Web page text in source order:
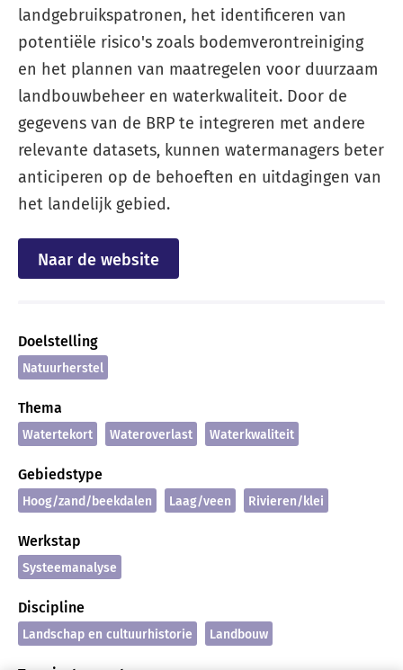
landgebruikspatronen, het identificeren van
potentiële risico's zoals bodemverontreiniging
en het plannen van maatregelen voor duurzaam
landbouwbeheer en waterkwaliteit. Door de
gegevens van de BRP te integreren met andere
relevante datasets, kunnen watermanagers beter
anticiperen op de behoeften en uitdagingen van
het landelijk gebied.
Naar de website
Doelstelling
Natuurherstel
Thema
Watertekort Wateroverlast Waterkwaliteit
Gebiedstype
Hoog/zand/beekdalen Laag/veen Rivieren/klei
Werkstap
Systeemanalyse
Discipline
Landschap en cultuurhistorie Landbouw